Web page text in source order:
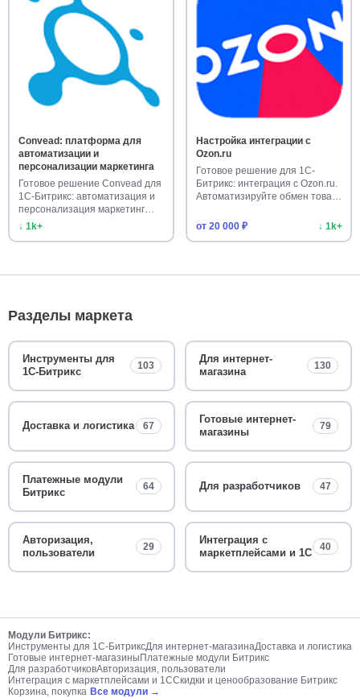
Convead: платформа для
автоматизации и
персонализации маркетинга
Готовое решение Convead для
1С-Битрикс: автоматизация и
персонализация маркетинг…
↓ 1k+
Настройка интеграции с
Ozon.ru
Готовое решение для 1С-
Битрикс: интеграция с Ozon.ru.
Автоматизируйте обмен това…
от 20 000 ₽ ↓ 1k+
Разделы маркета
Инструменты для
1С-Битрикс
103
Для интернет-
магазина
130
Доставка и логистика 67
Готовые интернет-
магазины
79
Платежные модули
Битрикс
64 Для разработчиков 47
Авторизация,
пользователи
29
Интеграция с
маркетплейсами и 1С
40
Модули Битрикс:
Инструменты для 1С-БитриксДля интернет-магазинаДоставка и логистика
Готовые интернет-магазины Платежные модули Битрикс
Для разработчиковАвторизация, пользователи
Интеграция с маркетплейсами и 1ССкидки и ценообразование Битрикс
Корзина, покупка Все модули →